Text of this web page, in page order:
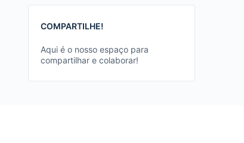
COMPARTILHE!
Aqui é o nosso espaço para
compartilhar e colaborar!